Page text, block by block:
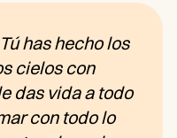
has hecho los
cielos con
das vida a todo
con todo lo